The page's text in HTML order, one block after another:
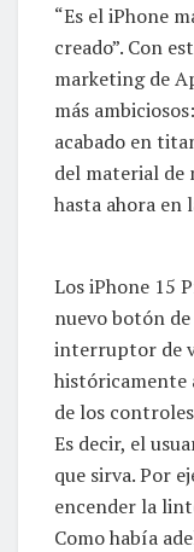
“Es el iPhone
creado”. Con
marketing de
más
acabado en
del material de
hasta ahora en
Los iPhone 15
nuevo botón
interruptor de
históricamente
de los
Es decir, el
que sirva. Por
encender la
Como había